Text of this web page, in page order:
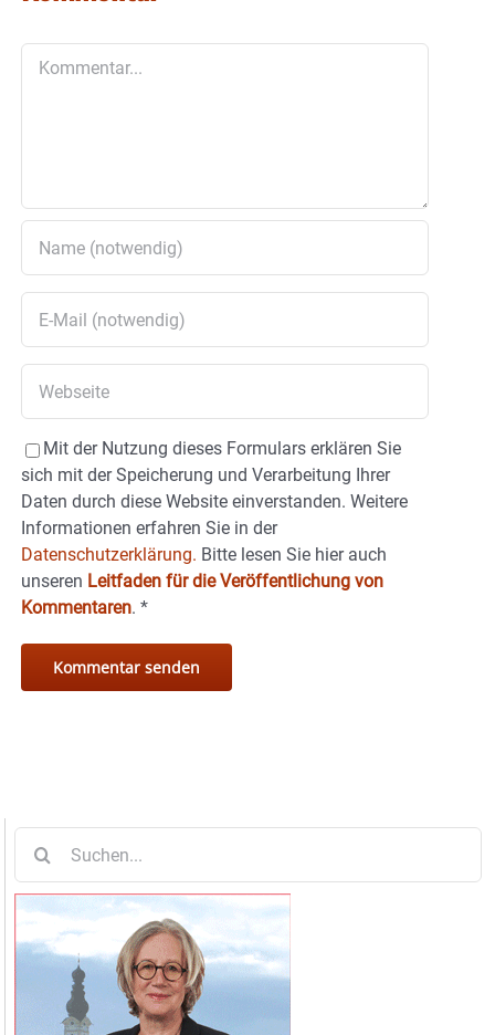
Mit der Nutzung dieses Formulars erklären Sie
sich mit der Speicherung und Verarbeitung Ihrer
Daten durch diese Website einverstanden. Weitere
Informationen erfahren Sie in der
Datenschutzerklärung. Bitte lesen Sie hier auch
unseren Leitfaden für die Veröffentlichung von
Kommentaren. *
nach: